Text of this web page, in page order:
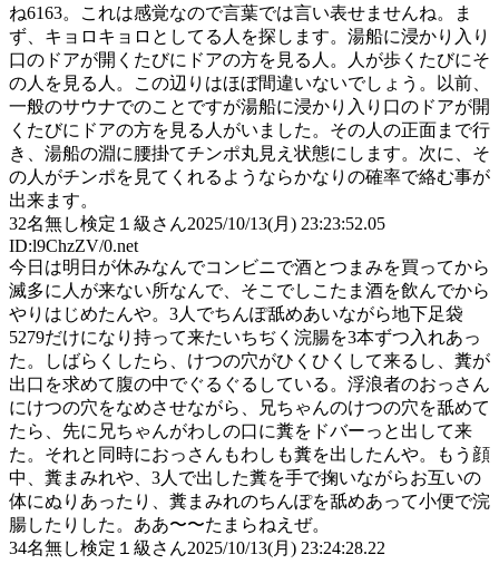
ね6163。これは感覚なので言葉では言い表せませんね。ま
ず、キョロキョロとしてる人を探します。湯船に浸かり入り
口のドアが開くたびにドアの方を見る人。人が歩くたびにそ
の人を見る人。この辺りはほぼ間違いないでしょう。以前、
一般のサウナでのことですが湯船に浸かり入り口のドアが開
くたびにドアの方を見る人がいました。その人の正面まで行
き、湯船の淵に腰掛てチンポ丸見え状態にします。次に、そ
の人がチンポを見てくれるようならかなりの確率で絡む事が
出来ます。
32名無し検定１級さん2025/10/13(月) 23:23:52.05
ID:l9ChzZV/0.net
今日は明日が休みなんでコンビニで酒とつまみを買ってから
滅多に人が来ない所なんで、そこでしこたま酒を飲んでから
やりはじめたんや。3人でちんぽ舐めあいながら地下足袋
5279だけになり持って来たいちぢく浣腸を3本ずつ入れあっ
た。しばらくしたら、けつの穴がひくひくして来るし、糞が
出口を求めて腹の中でぐるぐるしている。浮浪者のおっさん
にけつの穴をなめさせながら、兄ちゃんのけつの穴を舐めて
たら、先に兄ちゃんがわしの口に糞をドバーっと出して来
た。それと同時におっさんもわしも糞を出したんや。もう顔
中、糞まみれや、3人で出した糞を手で掬いながらお互いの
体にぬりあったり、糞まみれのちんぽを舐めあって小便で浣
腸したりした。ああ〜〜たまらねえぜ。
34名無し検定１級さん2025/10/13(月) 23:24:28.22